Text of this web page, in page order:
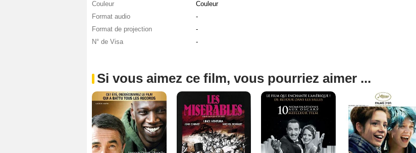
Couleur
Couleur
Format audio
-
Format de projection
-
N° de Visa
-
Si vous aimez ce film, vous pourriez aimer ...